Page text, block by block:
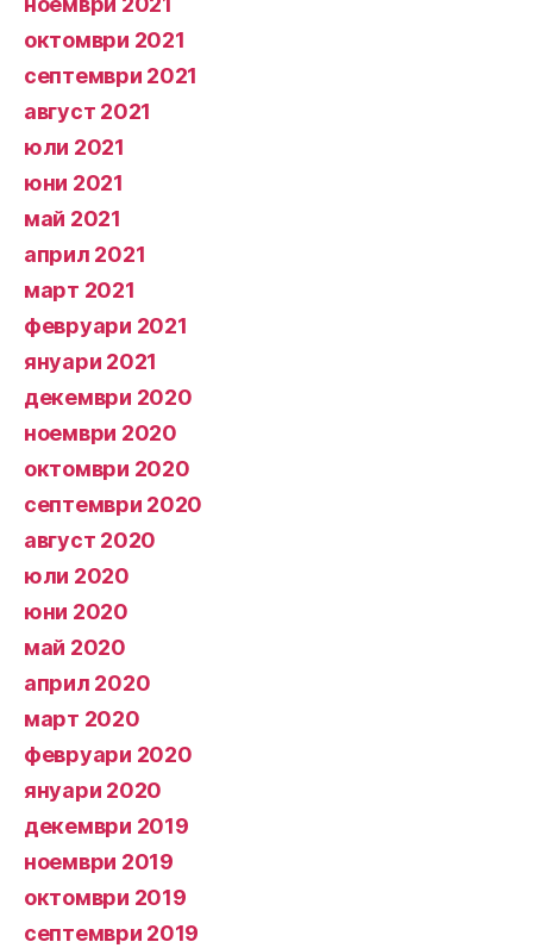
октомври 2021
септември 2021
август 2021
юли 2021
юни 2021
май 2021
април 2021
март 2021
февруари 2021
януари 2021
декември 2020
ноември 2020
октомври 2020
септември 2020
август 2020
юли 2020
юни 2020
май 2020
април 2020
март 2020
февруари 2020
януари 2020
декември 2019
ноември 2019
октомври 2019
септември 2019